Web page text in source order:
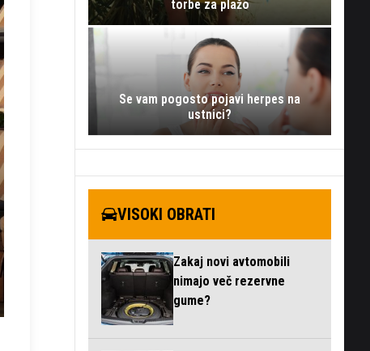
torbe za plažo
Se vam pogosto pojavi herpes na
ustnici?
VISOKI OBRATI
Zakaj novi avtomobili
nimajo več rezervne
gume?